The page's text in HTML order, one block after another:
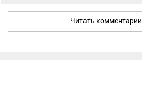
Читать комментарии